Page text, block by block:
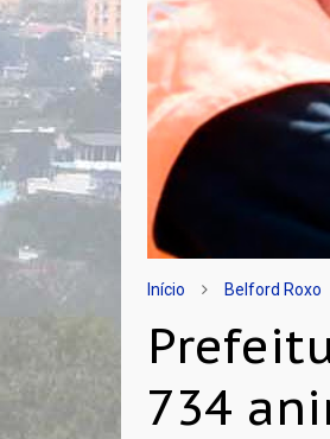
Início Belford Roxo
734